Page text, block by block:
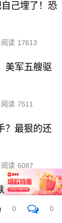
己埋了！恐
阅读 17613
美军五艘驱
阅读 7511
？最狠的还
阅读 6087
十遍，伊
0 0